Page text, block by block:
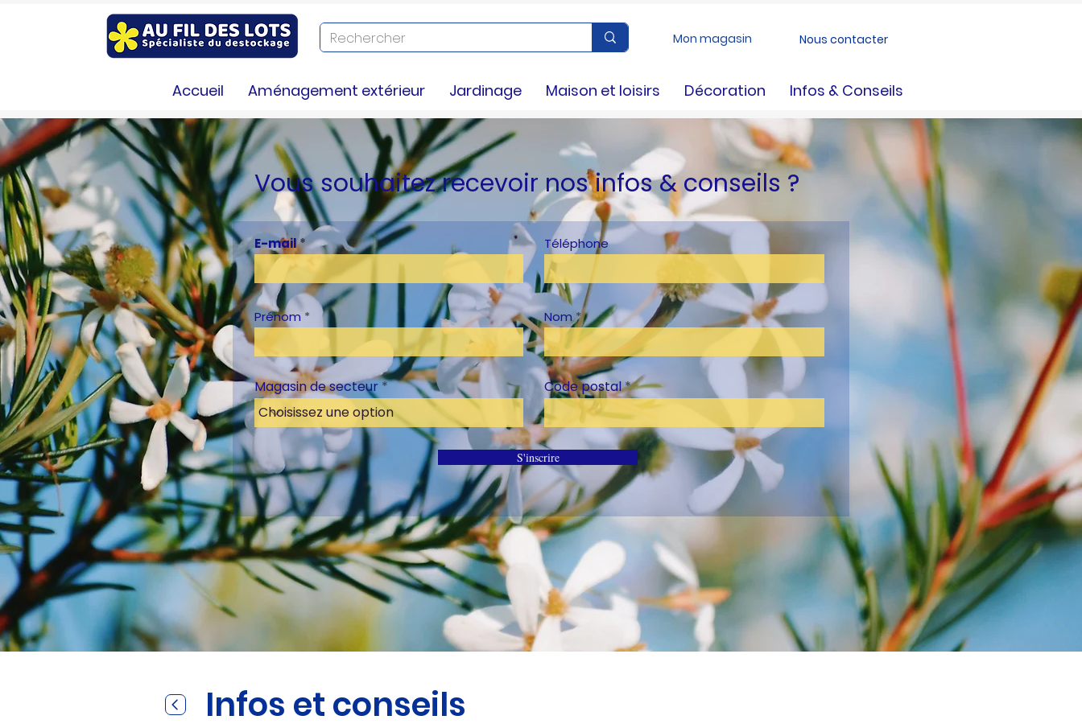
Mon magasin Nous contacter
Accueil Aménagement extérieur Jardinage Maison et loisirs Décoration Infos & Conseils
Vous souhaitez recevoir nos infos & conseils ?
E-mail Téléphone
Prénom Nom
Magasin de secteur Code postal
S'inscrire
Infos et conseils